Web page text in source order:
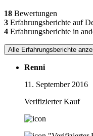
18 Bewertungen
3 Erfahrungsberichte auf
4 Erfahrungsberichte in
Alle Erfahrungsberichte
Renni
11. September 2016
Verifizierter Kauf